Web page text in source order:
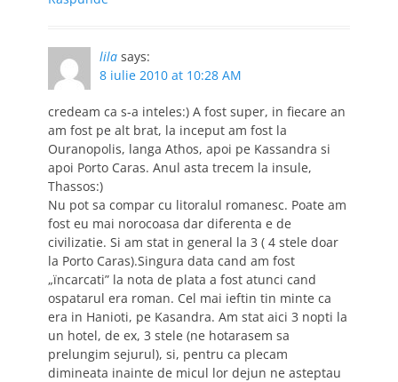
lila says:
8 iulie 2010 at 10:28 AM
credeam ca s-a inteles:) A fost super, in fiecare an
am fost pe alt brat, la inceput am fost la
Ouranopolis, langa Athos, apoi pe Kassandra si
apoi Porto Caras. Anul asta trecem la insule,
Thassos:)
Nu pot sa compar cu litoralul romanesc. Poate am
fost eu mai norocoasa dar diferenta e de
civilizatie. Si am stat in general la 3 ( 4 stele doar
la Porto Caras).Singura data cand am fost
„ïncarcati” la nota de plata a fost atunci cand
ospatarul era roman. Cel mai ieftin tin minte ca
era in Hanioti, pe Kasandra. Am stat aici 3 nopti la
un hotel, de ex, 3 stele (ne hotarasem sa
prelungim sejurul), si, pentru ca plecam
dimineata inainte de micul lor dejun ne asteptau